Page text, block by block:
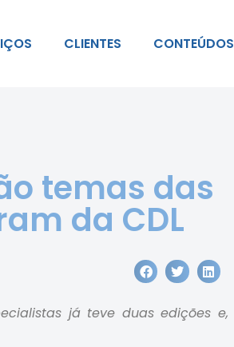
CLIENTES CONTEÚDOS
temas das
da CDL
já teve duas edições e,